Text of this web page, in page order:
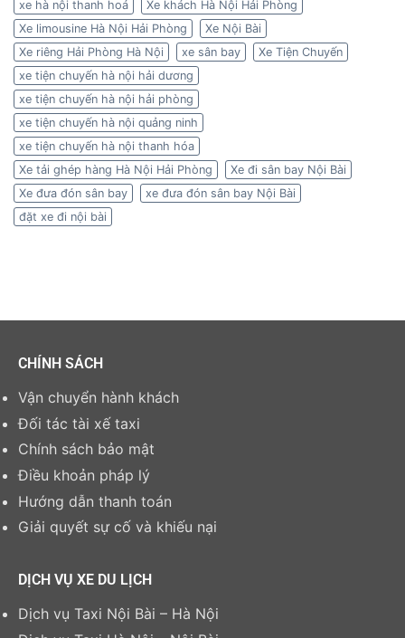
xe hà nội thanh hoá
Xe khách Hà Nội Hải Phòng
Xe limousine Hà Nội Hải Phòng
Xe Nội Bài
Xe riêng Hải Phòng Hà Nội
xe sân bay
Xe Tiện Chuyến
xe tiện chuyến hà nội hải dương
xe tiện chuyến hà nội hải phòng
xe tiện chuyến hà nội quảng ninh
xe tiện chuyến hà nội thanh hóa
Xe tải ghép hàng Hà Nội Hải Phòng
Xe đi sân bay Nội Bài
Xe đưa đón sân bay
xe đưa đón sân bay Nội Bài
đặt xe đi nội bài
CHÍNH SÁCH
Vận chuyển hành khách
Đối tác tài xế taxi
Chính sách bảo mật
Điều khoản pháp lý
Hướng dẫn thanh toán
Giải quyết sự cố và khiếu nại
DỊCH VỤ XE DU LỊCH
Dịch vụ Taxi Nội Bài – Hà Nội